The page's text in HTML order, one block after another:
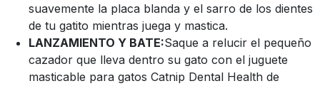
suavemente la placa blanda y el sarro de los dientes
de tu gatito mientras juega y mastica.
LANZAMIENTO Y BATE:Saque a relucir el pequeño
cazador que lleva dentro su gato con el juguete
masticable para gatos Catnip Dental Health de